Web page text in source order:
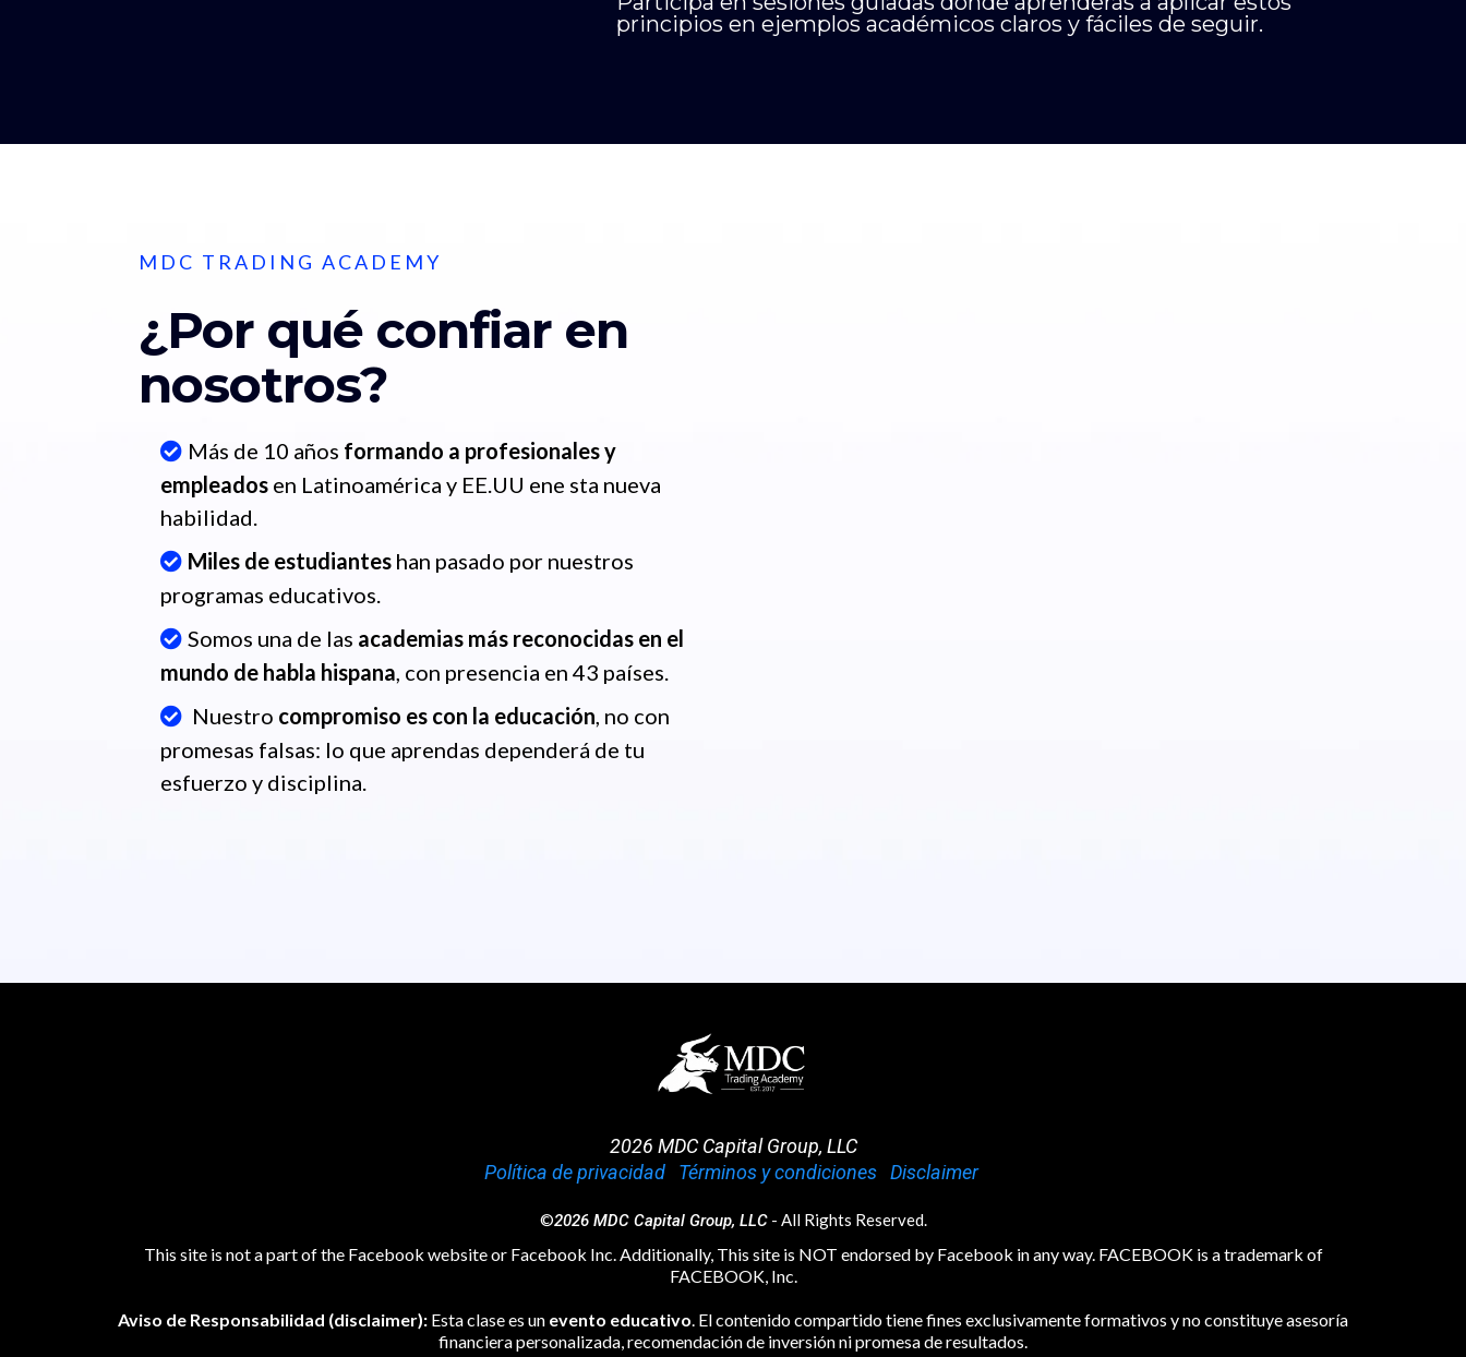
principios en ejemplos académicos claros y fáciles de seguir.
MDC TRADING ACADEMY
¿Por qué confiar en
nosotros?
Más de 10 años formando a profesionales y
empleados en Latinoamérica y EE.UU ene sta nueva
habilidad.
Miles de estudiantes han pasado por nuestros
programas educativos.
Somos una de las academias más reconocidas en el
mundo de habla hispana, con presencia en 43 países.
Nuestro compromiso es con la educación, no con
promesas falsas: lo que aprendas dependerá de tu
esfuerzo y disciplina.
2026 MDC Capital Group, LLC
Política de privacidad| Términos y condiciones| Disclaimer
©2026 MDC Capital Group, LLC- All Rights Reserved.
This site is not a part of the Facebook website or Facebook Inc. Additionally, This site is NOT endorsed by Facebook in any way. FACEBOOK is a trademark of
FACEBOOK, Inc.
Aviso de Responsabilidad (disclaimer): Esta clase es un evento educativo. El contenido compartido tiene fines exclusivamente formativos y no constituye asesoría
financiera personalizada, recomendación de inversión ni promesa de resultados.